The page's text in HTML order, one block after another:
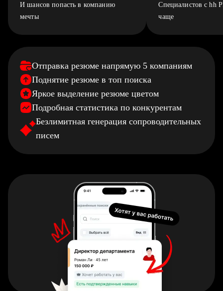
И шансов попасть в компанию
мечты
Специалистов с hh
чаще
Отправка резюме напрямую 5 компаниям
Поднятие резюме в топ поиска
Яркое выделение резюме цветом
Подробная статистика по конкурентам
Безлимитная генерация сопроводительных
писем